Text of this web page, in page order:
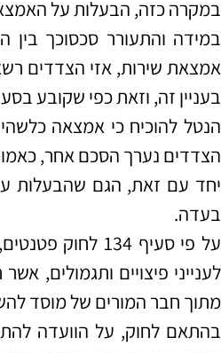
במקרה כזה, הבעלות על
במידה והתעורר סכסוכך
אמצאת שירות, אזי הצדדים
בעניין זה, וזאת כפי שקובע בסעיף 133
הנטל להוכיח כי אמצאה
הצדדים נערך הסכם אחר, כאמור בסעיף 132- מוטל
יחד עם זאת, הגם שהבעלות
בעדה.
על פי סעיף
לענייני פיצויים ותגמולים,
מתוך חבר המורים של מוסד
בהתאם לחוק, על הוועדה